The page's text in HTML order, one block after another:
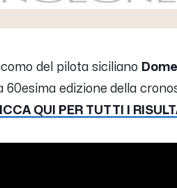
del pilota siciliano
edizione della
QUI PER TUTTI I